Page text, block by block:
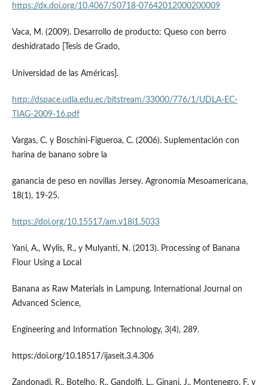
https://dx.doi.org/10.4067/S0718-07642012000200009
Vaca, M. (2009). Desarrollo de producto: Queso con berro
deshidratado [Tesis de Grado,
Universidad de las Américas].
http://dspace.udla.edu.ec/bitstream/33000/776/1/UDLA-EC-
TIAG-2009-16.pdf
Vargas, C. y Boschini-Figueroa, C. (2006). Suplementación con
harina de banano sobre la
ganancia de peso en novillas Jersey. Agronomía Mesoamericana,
18(1), 19-25.
https://doi.org/10.15517/am.v18i1.5033
Yani, A., Wylis, R., y Mulyanti, N. (2013). Processing of Banana
Flour Using a Local
Banana as Raw Materials in Lampung. International Journal on
Advanced Science,
Engineering and Information Technology, 3(4), 289.
https:/doi.org/10.18517/ijaseit.3.4.306
Zandonadi, R., Botelho, R., Gandolfi, L., Ginani, J., Montenegro, F. y